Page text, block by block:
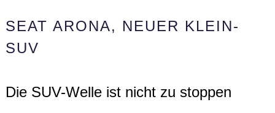
SEAT ARONA, NEUER KLEIN-
SUV
Die SUV-Welle ist nicht zu stoppen